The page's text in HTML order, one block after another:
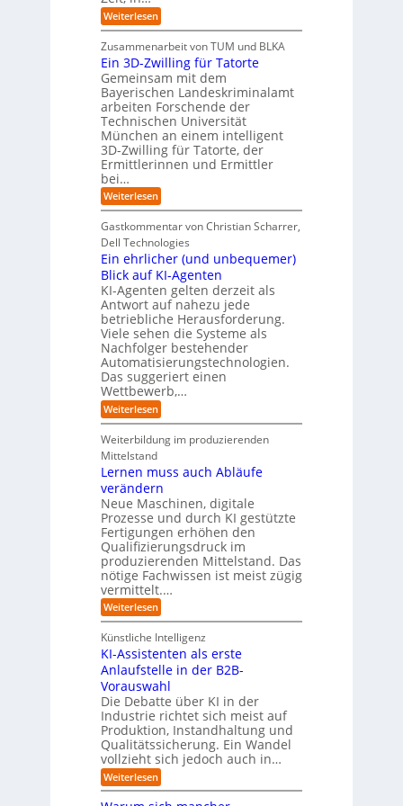
i
s
c
h
e
n
R
o
u
t
e
-
H
e
r
s
t
e
l
l
e
r
n
u
b
e
r
e
D
a
t
e
n
K
I
-
r
o
j
e
k
t
e
i
n
d
e
r
I
n
d
u
s
t
r
i
e
e
r
m
ö
g
l
i
c
h
e
n
r
t
:
S
i
n
k
e
n
d
e
s
C
b
e
r
r
s
i
k
o
,
w
a
c
h
s
e
n
d
e
R
a
n
s
o
m
w
a
r
e
-
G
e
f
a
h
Weiterlesen:
E
n
z
w
e
i
t
e
s
L
e
e
n
ü
r
I
n
d
u
s
t
r
i
e
r
o
b
o
t
r
Zusammenarbeit von TUM und BLKA
Ein 3D-Zwilling für Tatorte
Gemeinsam mit dem
Bayerischen Landeskriminalamt
arbeiten Forschende der
Technischen Universität
München an einem intelligent
3D-Zwilling für Tatorte, der
Ermittlerinnen und Ermittler
bei…
Weiterlesen:
E
n
3
D
-
Z
w
i
l
l
i
n
g
f
ü
r
T
t
o
r
t
e
Gastkommentar von Christian Scharrer,
Dell Technologies
Ein ehrlicher (und unbequemer)
Blick auf KI-Agenten
KI-Agenten gelten derzeit als
Antwort auf nahezu jede
betriebliche Herausforderung.
Viele sehen die Systeme als
Nachfolger bestehender
Automatisierungstechnologien.
Das suggeriert einen
Wettbewerb,…
Weiterlesen:
E
n
e
h
r
l
i
c
h
e
r
(
u
n
d
u
n
e
q
u
e
m
e
r
)
B
l
i
Weiterbildung im produzierenden
Mittelstand
Lernen muss auch Abläufe
verändern
Neue Maschinen, digitale
Prozesse und durch KI gestützte
Fertigungen erhöhen den
Qualifizierungsdruck im
produzierenden Mittelstand. Das
nötige Fachwissen ist meist zügig
vermittelt.…
Weiterlesen:
L
e
r
n
e
n
m
u
s
s
a
u
c
h
A
Künstliche Intelligenz
KI-Assistenten als erste
Anlaufstelle in der B2B-
Vorauswahl
Die Debatte über KI in der
Industrie richtet sich meist auf
Produktion, Instandhaltung und
Qualitätssicherung. Ein Wandel
vollzieht sich jedoch auch in…
Weiterlesen:
K
I